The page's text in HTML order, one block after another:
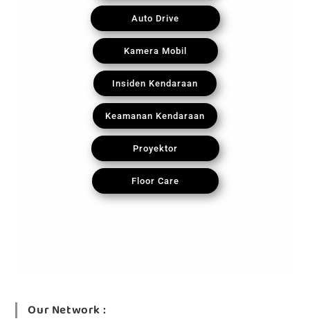
Auto Drive
Kamera Mobil
Insiden Kendaraan
Keamanan Kendaraan
Proyektor
Floor Care
Our Network :